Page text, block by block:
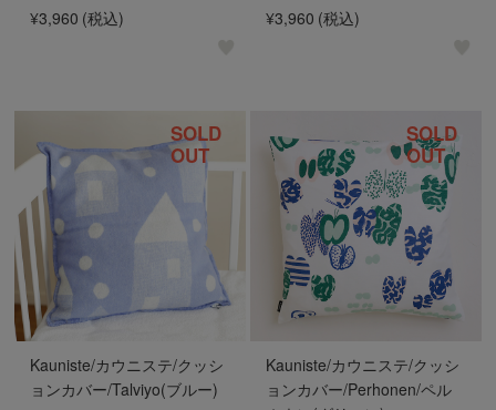
¥3,960 (税込)
¥3,960 (税込)
Kauniste/カウニステ/クッシ
ョンカバー/Talviyo(ブルー)
SOLD
OUT
Kauniste/カウニステ/クッシ
ョンカバー/Perhonen/ペル
SOLD
OUT